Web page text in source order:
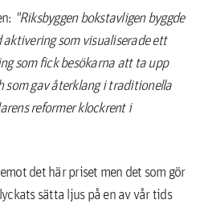
"Riksbyggen bokstavligen byggde
som visualiserade ett
som fick besökarna att ta upp
som gav återklang i traditionella
reformer klockrent i
det här priset men det som gör
sätta ljus på en av vår tids